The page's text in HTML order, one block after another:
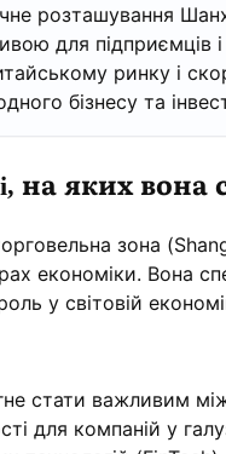
розташування
для підприємців
ринку і
бізнесу та
на яких вона
зона
економіки. Вона
у світовій
стати важливим
для компаній у